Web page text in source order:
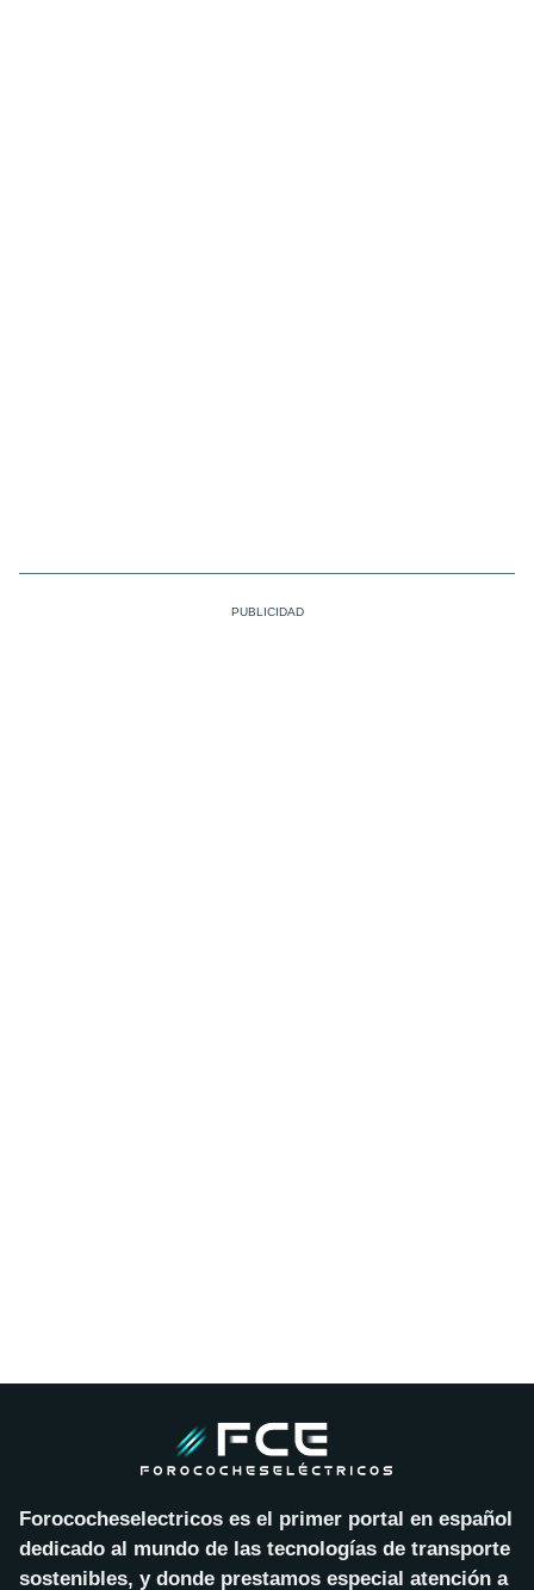
Forococheselectricos es el primer portal en español
dedicado al mundo de las tecnologías de transporte
sostenibles, y donde prestamos especial atención a